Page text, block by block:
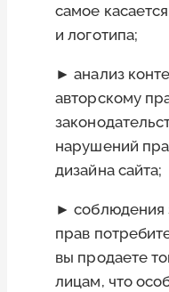
самое
и логотипа;
► анализ
авторскому
нарушений
дизайна сайта;
► соблюдения
прав
вы продаете
лицам, что